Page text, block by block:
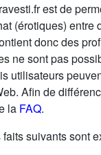
est de
(érotiques) entre
donc des
ne sont pas
utilisateurs
Afin de
la FAQ.
suivants sont